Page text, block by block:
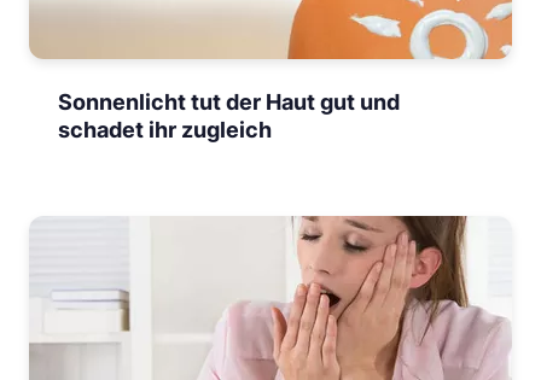
Sonnenlicht tut der Haut gut und
schadet ihr zugleich